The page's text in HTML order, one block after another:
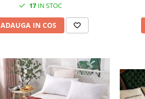
17 IN STOC
ADAUGA IN COS